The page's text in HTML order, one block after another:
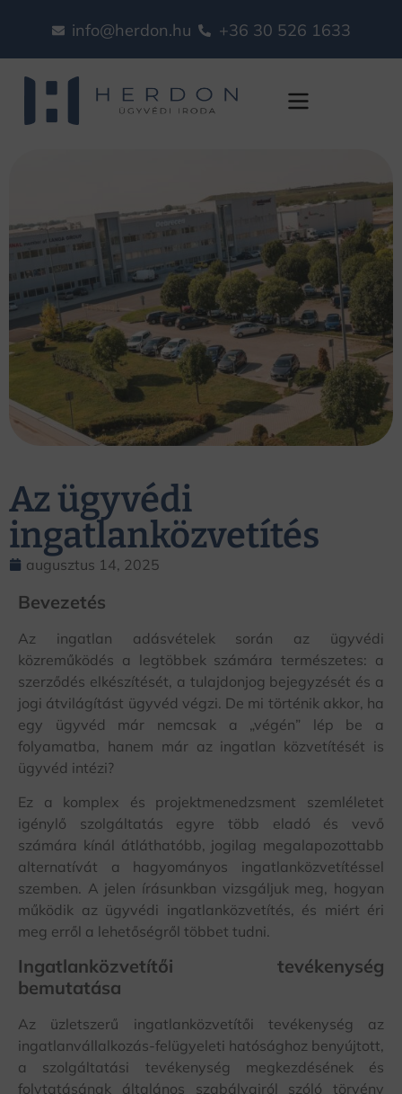
info@herdon.hu +36 30 526 1633
Az ügyvédi
ingatlanközvetítés
augusztus 14, 2025
Bevezetés
Az ingatlan adásvételek során az ügyvédi
közreműködés a legtöbbek számára természetes: a
szerződés elkészítését, a tulajdonjog bejegyzését és a
jogi átvilágítást ügyvéd végzi. De mi történik akkor, ha
egy ügyvéd már nemcsak a „végén” lép be a
folyamatba, hanem már az ingatlan közvetítését is
ügyvéd intézi?
Ez a komplex és projektmenedzsment szemléletet
igénylő szolgáltatás egyre több eladó és vevő
számára kínál átláthatóbb, jogilag megalapozottabb
alternatívát a hagyományos ingatlanközvetítéssel
szemben. A jelen írásunkban vizsgáljuk meg, hogyan
működik az ügyvédi ingatlanközvetítés, és miért éri
meg erről a lehetőségről többet tudni.
Ingatlanközvetítői tevékenység
bemutatása
Az üzletszerű ingatlanközvetítői tevékenység az
ingatlanvállalkozás-felügyeleti hatósághoz benyújtott,
a szolgáltatási tevékenység megkezdésének és
folytatásának általános szabályairól szóló törvény